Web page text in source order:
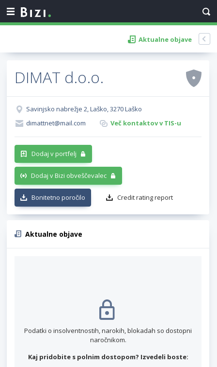
Aktualne objave
DIMAT d.o.o.
Savinjsko nabrežje 2, Laško, 3270 Laško
dimattnet@mail.com
Več kontaktov v TIS-u
Dodaj v portfelj
Dodaj v Bizi obveščevalec
Bonitetno poročilo Credit rating report
Aktualne objave
Podatki o insolventnostih, narokih, blokadah so dostopni
naročnikom.
Kaj pridobite s polnim dostopom? Izvedeli boste: